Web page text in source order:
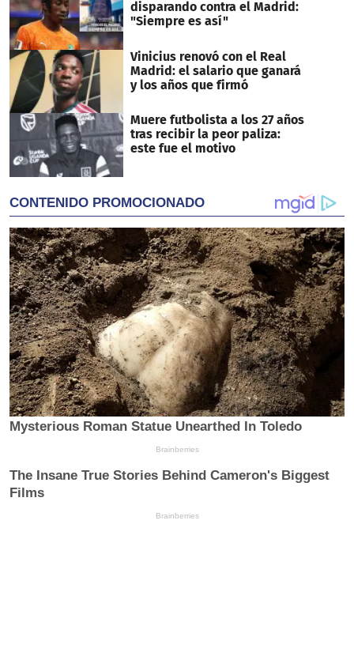
disparando contra el Madrid:
"Siempre es así"
Vinicius renovó con el Real
Madrid: el salario que ganará
y los años que firmó
Muere futbolista a los 27 años
tras recibir la peor paliza:
este fue el motivo